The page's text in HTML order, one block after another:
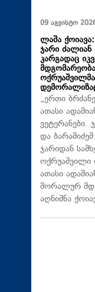
09 აგვისტო
ლაშა
ჯარი
კარგადაც
„ერთი
ათასი
ვეტერანები.
და
ჯარიდან
ოქრუაშვილი
ათასი
მორალურ
აღნიშნა